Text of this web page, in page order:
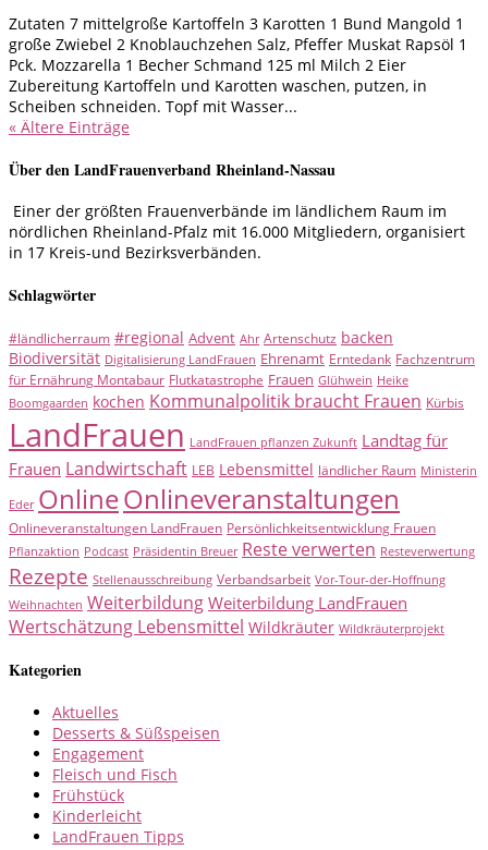
Zutaten 7 mittelgroße Kartoffeln 3 Karotten 1 Bund Mangold 1
große Zwiebel 2 Knoblauchzehen Salz, Pfeffer Muskat Rapsöl 1
Pck. Mozzarella 1 Becher Schmand 125 ml Milch 2 Eier
Zubereitung Kartoffeln und Karotten waschen, putzen, in
Scheiben schneiden. Topf mit Wasser...
« Ältere Einträge
Über den LandFrauenverband Rheinland-Nassau
Einer der größten Frauenverbände im ländlichem Raum im
nördlichen Rheinland-Pfalz mit 16.000 Mitgliedern, organisiert
in 17 Kreis-und Bezirksverbänden.
Schlagwörter
#ländlicherraum #regional Advent Ahr Artenschutz backen
Biodiversität Digitalisierung LandFrauen Ehrenamt Erntedank Fachzentrum
für Ernährung Montabaur Flutkatastrophe Frauen Glühwein Heike
Boomgaarden kochen Kommunalpolitik braucht Frauen Kürbis
LandFrauen LandFrauen pflanzen Zukunft Landtag für
Frauen Landwirtschaft LEB Lebensmittel ländlicher Raum Ministerin
Eder OnlineOnlineveranstaltungen
Onlineveranstaltungen LandFrauen Persönlichkeitsentwicklung Frauen
Pflanzaktion Podcast Präsidentin Breuer Reste verwerten Resteverwertung
Rezepte Stellenausschreibung Verbandsarbeit Vor-Tour-der-Hoffnung
Weihnachten Weiterbildung Weiterbildung LandFrauen
Wertschätzung Lebensmittel Wildkräuter Wildkräuterprojekt
Kategorien
Aktuelles
Desserts & Süßspeisen
Engagement
Fleisch und Fisch
Frühstück
Kinderleicht
LandFrauen Tipps